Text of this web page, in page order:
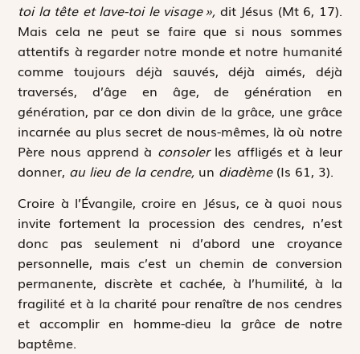
toi la tête et lave-toi le visage », dit Jésus (Mt 6, 17).
Mais cela ne peut se faire que si nous sommes
attentifs à regarder notre monde et notre humanité
comme toujours déjà sauvés, déjà aimés, déjà
traversés, d’âge en âge, de génération en
génération, par ce don divin de la grâce, une grâce
incarnée au plus secret de nous-mêmes, là où notre
Père nous apprend à consoler les affligés et à leur
donner, au lieu de la cendre, un diadème(Is 61, 3).
Croire à l’Évangile, croire en Jésus, ce à quoi nous
invite fortement la procession des cendres, n’est
donc pas seulement ni d’abord une croyance
personnelle, mais c’est un chemin de conversion
permanente, discrète et cachée, à l’humilité, à la
fragilité et à la charité pour renaître de nos cendres
et accomplir en homme-dieu la grâce de notre
baptême.